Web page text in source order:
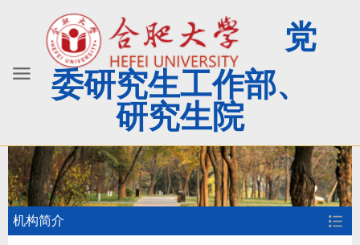
党
委研究生工作部、
研究生院
机构简介